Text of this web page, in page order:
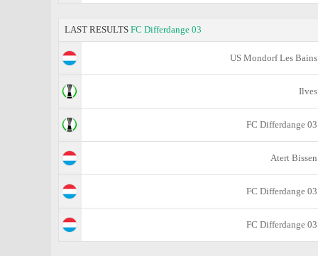
LAST RESULTS FC Differdange 03
US Mondorf Les Bains
Ilves
FC Differdange 03
Atert Bissen
FC Differdange 03
FC Differdange 03